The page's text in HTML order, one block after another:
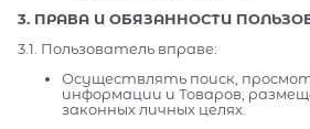
3. ПРАВА И ОБЯЗАННОСТИ
3.1. Пользователь вправе:
Осуществлять поиск,
информации и Товаров,
законных личных целях.